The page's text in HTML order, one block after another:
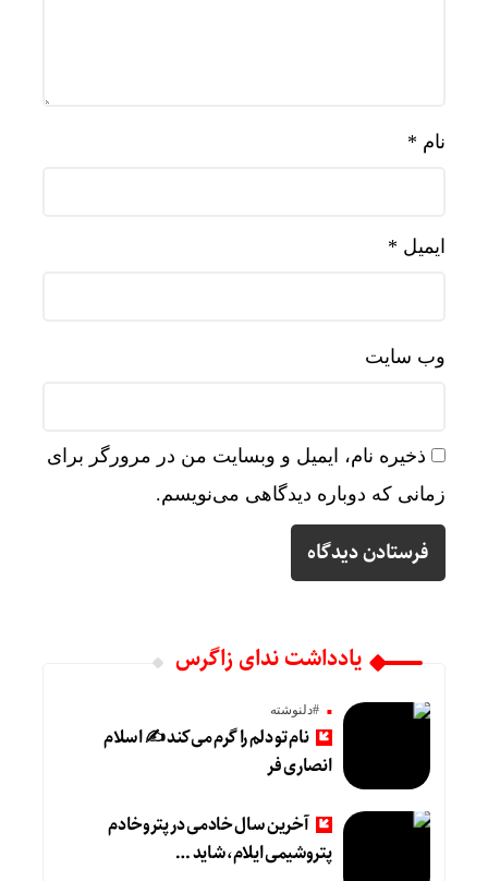
نام *
ایمیل *
وب‌ سایت
ذخیره نام، ایمیل و وبسایت من در مرورگر برای
زمانی که دوباره دیدگاهی می‌نویسم.
یادداشت ندای زاگرس
#دلنوشته
نام تو دلم را گرم می‌کند ✍️ اسلام
انصاری فر
آخرین سال خادمی در پتروخادم
پتروشیمی ایلام، شاید …